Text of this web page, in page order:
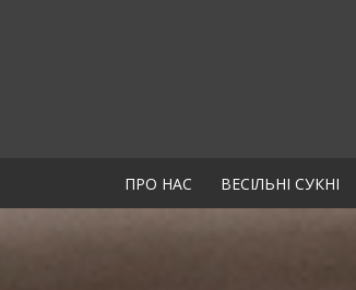
ПРО НАС ВЕСІЛЬНІ СУКНІ